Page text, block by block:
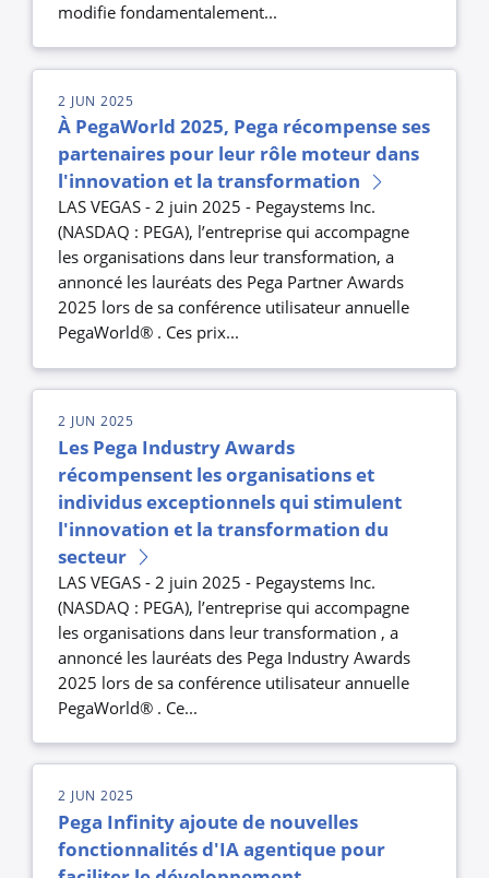
modifie fondamentalement...
2 JUN 2025
À PegaWorld 2025, Pega récompense ses
partenaires pour leur rôle moteur dans
l'innovation et la transformation
LAS VEGAS - 2 juin 2025 - Pegaystems Inc.
(NASDAQ : PEGA), l’entreprise qui accompagne
les organisations dans leur transformation, a
annoncé les lauréats des Pega Partner Awards
2025 lors de sa conférence utilisateur annuelle
PegaWorld® . Ces prix...
2 JUN 2025
Les Pega Industry Awards
récompensent les organisations et
individus exceptionnels qui stimulent
l'innovation et la transformation du
secteur
LAS VEGAS - 2 juin 2025 - Pegaystems Inc.
(NASDAQ : PEGA), l’entreprise qui accompagne
les organisations dans leur transformation , a
annoncé les lauréats des Pega Industry Awards
2025 lors de sa conférence utilisateur annuelle
PegaWorld® . Ce...
2 JUN 2025
Pega Infinity ajoute de nouvelles
fonctionnalités d'IA agentique pour